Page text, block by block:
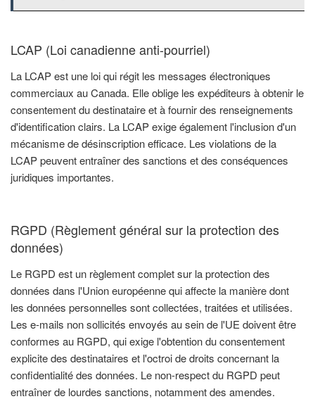
LCAP (Loi canadienne anti-pourriel)
La LCAP est une loi qui régit les messages électroniques
commerciaux au Canada. Elle oblige les expéditeurs à obtenir le
consentement du destinataire et à fournir des renseignements
d'identification clairs. La LCAP exige également l'inclusion d'un
mécanisme de désinscription efficace. Les violations de la
LCAP peuvent entraîner des sanctions et des conséquences
juridiques importantes.
RGPD (Règlement général sur la protection des
données)
Le RGPD est un règlement complet sur la protection des
données dans l'Union européenne qui affecte la manière dont
les données personnelles sont collectées, traitées et utilisées.
Les e-mails non sollicités envoyés au sein de l'UE doivent être
conformes au RGPD, qui exige l'obtention du consentement
explicite des destinataires et l'octroi de droits concernant la
confidentialité des données. Le non-respect du RGPD peut
entraîner de lourdes sanctions, notamment des amendes.